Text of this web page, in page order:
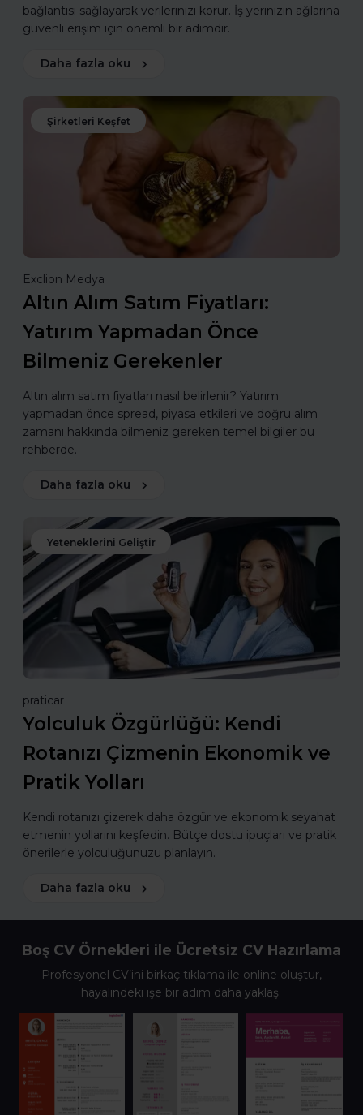
bağlantısı sağlayarak verilerinizi korur. İş yerinizin ağlarına
güvenli erişim için önemli bir adımdır.
Daha fazla oku
Şirketleri Keşfet
Exclion Medya
Altın Alım Satım Fiyatları:
Yatırım Yapmadan Önce
Bilmeniz Gerekenler
Altın alım satım fiyatları nasıl belirlenir? Yatırım
yapmadan önce spread, piyasa etkileri ve doğru alım
zamanı hakkında bilmeniz gereken temel bilgiler bu
rehberde.
Daha fazla oku
Yeteneklerini Geliştir
praticar
Yolculuk Özgürlüğü: Kendi
Rotanızı Çizmenin Ekonomik ve
Pratik Yolları
Kendi rotanızı çizerek daha özgür ve ekonomik seyahat
etmenin yollarını keşfedin. Bütçe dostu ipuçları ve pratik
önerilerle yolculuğunuzu planlayın.
Daha fazla oku
Boş CV Örnekleri ile Ücretsiz CV Hazırlama
Profesyonel CV’ini birkaç tıklama ile online oluştur,
hayalindeki işe bir adım daha yaklaş.